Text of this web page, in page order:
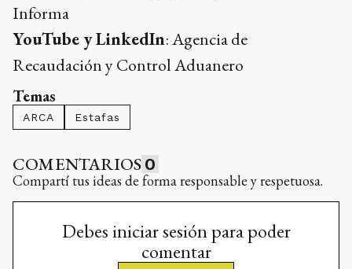
Informa
YouTube y LinkedIn: Agencia de
Recaudación y Control Aduanero
Temas
ARCA Estafas
COMENTARIOS 0
Compartí tus ideas de forma responsable y respetuosa.
Debes iniciar sesión para poder
comentar